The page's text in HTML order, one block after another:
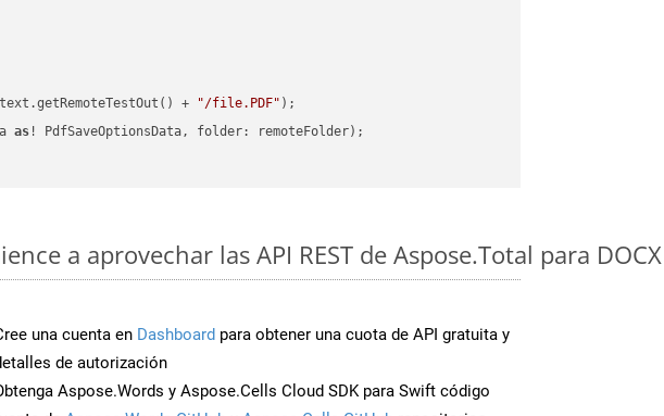
+ "/file.PDF"
as
a aprovechar las API REST de Aspose.Total para
una cuenta en Dashboard para obtener una cuota de API gratuita y
de autorización
Aspose.Words y Aspose.Cells Cloud SDK para Swift código